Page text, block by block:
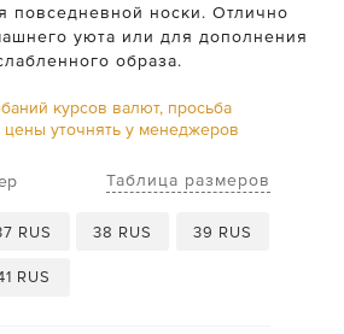
повседневной носки. Отлично
уюта или для дополнения
образа.
курсов валют, просьба
цены уточнять у менеджеров
Таблица размеров
RUS 38 RUS 39 RUS
RUS